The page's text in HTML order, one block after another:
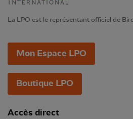
La LPO est le représentant officiel de
Mon Espace LPO
Boutique LPO
Accès direct